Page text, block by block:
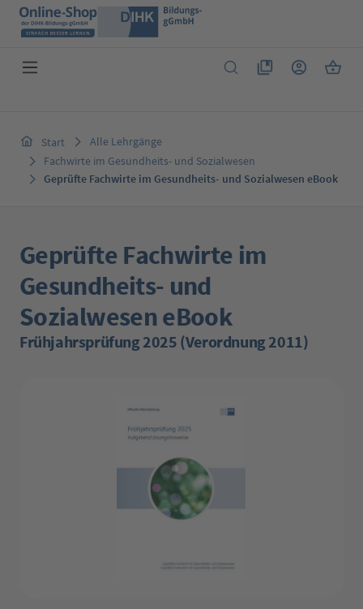
Zum Hauptinhalt springen
Du hast 0 Produkte
Start
Alle Lehrgänge
Fachwirte im Gesundheits- und Sozialwesen
Geprüfte Fachwirte im Gesundheits- und Sozialwesen eBook
Geprüfte Fachwirte im
Gesundheits- und
Sozialwesen eBook
Frühjahrsprüfung 2025 (Verordnung 2011)